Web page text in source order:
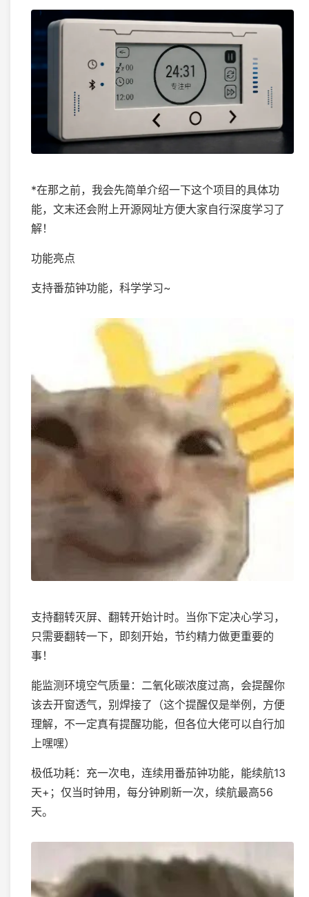
*在那之前，我会先简单介绍一下这个项目的具体功
能，文末还会附上开源网址方便大家自行深度学习了
解！
功能亮点
支持番茄钟功能，科学学习~
支持翻转灭屏、翻转开始计时。当你下定决心学习，
只需要翻转一下，即刻开始，节约精力做更重要的
事！
能监测环境空气质量：二氧化碳浓度过高，会提醒你
该去开窗透气，别焊接了（这个提醒仅是举例，方便
理解，不一定真有提醒功能，但各位大佬可以自行加
上嘿嘿）
极低功耗：充一次电，连续用番茄钟功能，能续航13
天+；仅当时钟用，每分钟刷新一次，续航最高56
天。